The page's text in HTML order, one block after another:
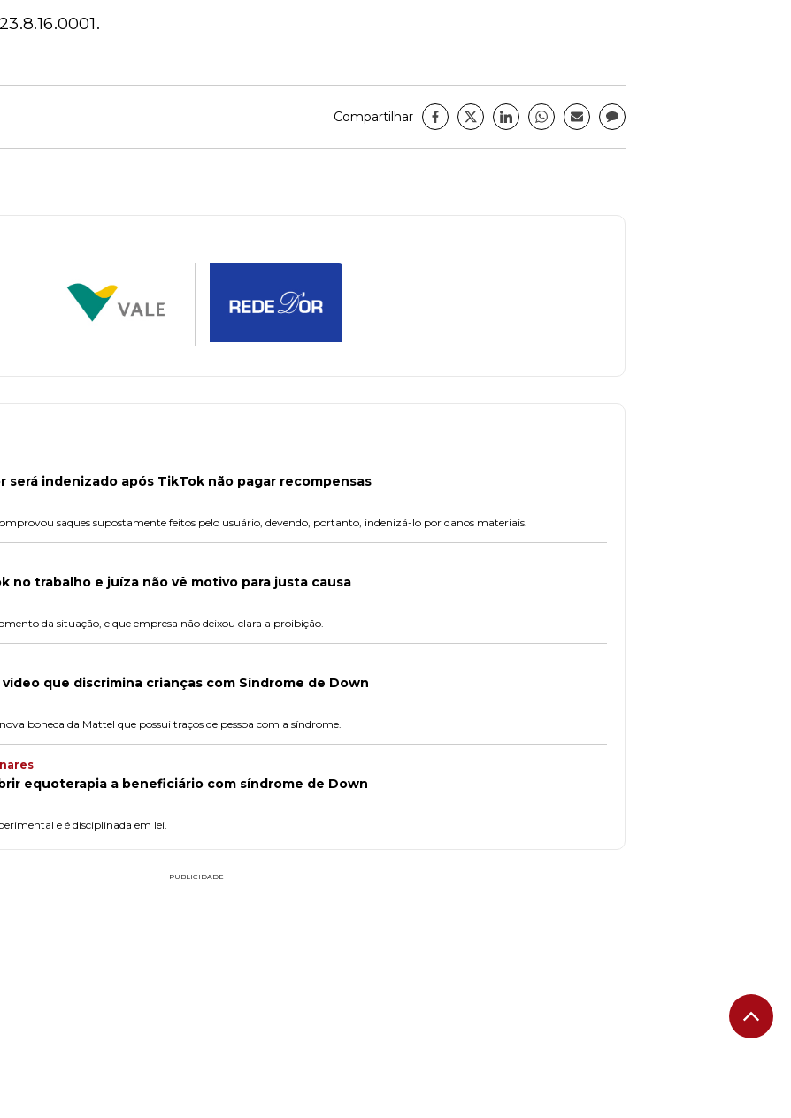
.
Compartilhar
será indenizado após TikTok não pagar recompensas
saques supostamente feitos pelo usuário, devendo, portanto, indenizá-lo por danos materiais.
no trabalho e juíza não vê motivo para justa causa
da situação, e que empresa não deixou clara a proibição.
que discrimina crianças com Síndrome de Down
boneca da Mattel que possui traços de pessoa com a síndrome.
equoterapia a beneficiário com síndrome de Down
e é disciplinada em lei.
PUBLICIDADE